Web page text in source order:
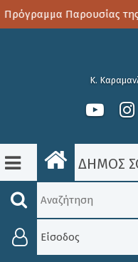
Παρουσίας της
Κ.
ΔΗΜΟΣ
Είσοδος